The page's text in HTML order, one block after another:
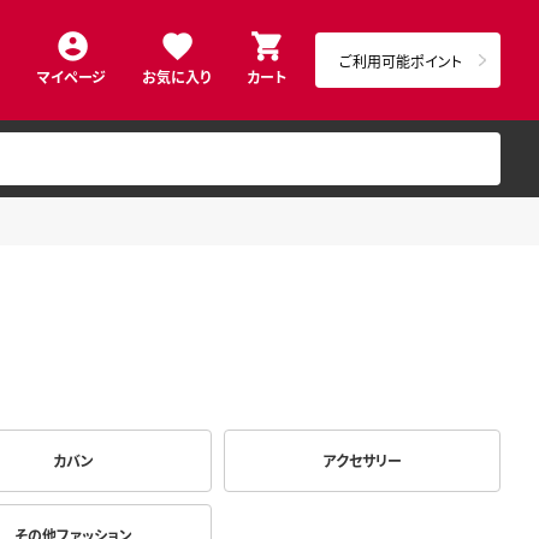
マイページ お気に入り カート
ご利用可能ポイント
カバン アクセサリー
その他ファッション